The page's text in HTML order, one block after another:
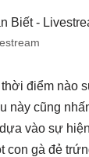
điểm nào
cũng
vào sự
con gà đẻ